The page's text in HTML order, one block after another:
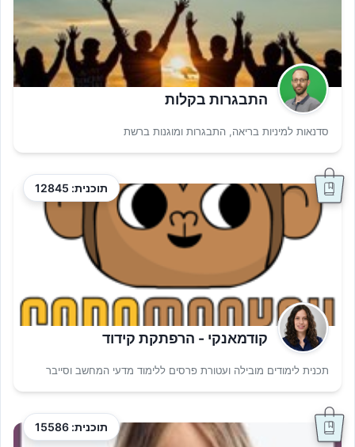
התבגרות בקלות
סדנאות למיניות בריאה, התבגרות ומוגנות ברשת
תוכנית: 12845
קודמאנקי - הרפתקת קידוד
תכנית לימודים מובילה ועטורת פרסים ללימוד מדעי המחשב וסייבר
תוכנית: 15586